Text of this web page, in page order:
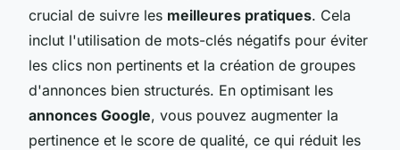
crucial de suivre les meilleures pratiques. Cela
inclut l'utilisation de mots-clés négatifs pour éviter
les clics non pertinents et la création de groupes
d'annonces bien structurés. En optimisant les
annonces Google, vous pouvez augmenter la
pertinence et le score de qualité, ce qui réduit les